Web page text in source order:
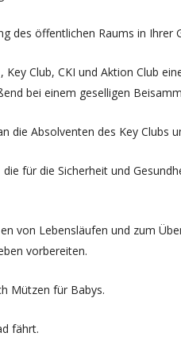
des öffentlichen Raums in Ihrer
Club, CKI und Aktion Club
bei einem geselligen
die Absolventen des Key Clubs
für die Sicherheit und
von Lebensläufen und zum
vorbereiten.
Mützen für Babys.
fährt.